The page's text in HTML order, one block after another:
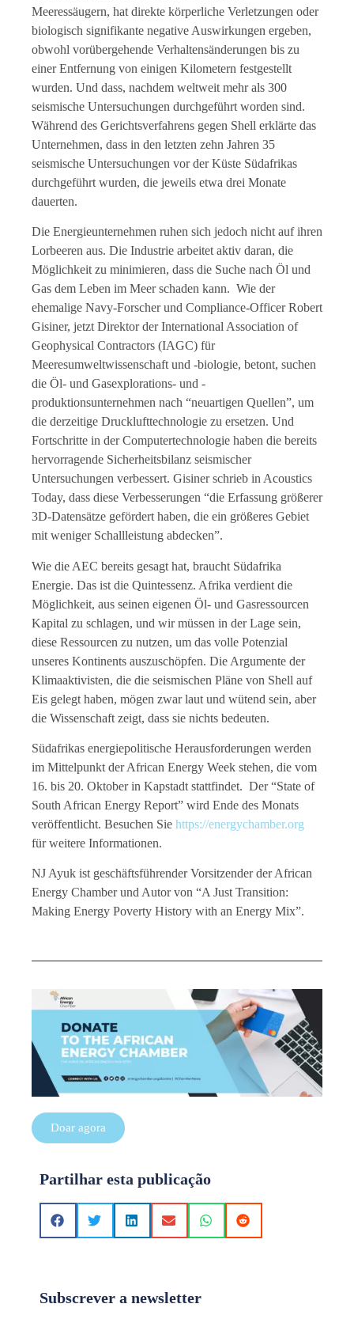
Meeressäugern, hat direkte körperliche Verletzungen oder
biologisch signifikante negative Auswirkungen ergeben,
obwohl vorübergehende Verhaltensänderungen bis zu
einer Entfernung von einigen Kilometern festgestellt
wurden. Und dass, nachdem weltweit mehr als 300
seismische Untersuchungen durchgeführt worden sind.
Während des Gerichtsverfahrens gegen Shell erklärte das
Unternehmen, dass in den letzten zehn Jahren 35
seismische Untersuchungen vor der Küste Südafrikas
durchgeführt wurden, die jeweils etwa drei Monate
dauerten.
Die Energieunternehmen ruhen sich jedoch nicht auf ihren
Lorbeeren aus. Die Industrie arbeitet aktiv daran, die
Möglichkeit zu minimieren, dass die Suche nach Öl und
Gas dem Leben im Meer schaden kann. Wie der
ehemalige Navy-Forscher und Compliance-Officer Robert
Gisiner, jetzt Direktor der International Association of
Geophysical Contractors (IAGC) für
Meeresumweltwissenschaft und -biologie, betont, suchen
die Öl- und Gasexplorations- und -
produktionsunternehmen nach “neuartigen Quellen”, um
die derzeitige Drucklufttechnologie zu ersetzen. Und
Fortschritte in der Computertechnologie haben die bereits
hervorragende Sicherheitsbilanz seismischer
Untersuchungen verbessert. Gisiner schrieb in Acoustics
Today, dass diese Verbesserungen “die Erfassung größerer
3D-Datensätze gefördert haben, die ein größeres Gebiet
mit weniger Schallleistung abdecken”.
Wie die AEC bereits gesagt hat, braucht Südafrika
Energie. Das ist die Quintessenz. Afrika verdient die
Möglichkeit, aus seinen eigenen Öl- und Gasressourcen
Kapital zu schlagen, und wir müssen in der Lage sein,
diese Ressourcen zu nutzen, um das volle Potenzial
unseres Kontinents auszuschöpfen. Die Argumente der
Klimaaktivisten, die die seismischen Pläne von Shell auf
Eis gelegt haben, mögen zwar laut und wütend sein, aber
die Wissenschaft zeigt, dass sie nichts bedeuten.
Südafrikas energiepolitische Herausforderungen werden
im Mittelpunkt der African Energy Week stehen, die vom
16. bis 20. Oktober in Kapstadt stattfindet. Der “State of
South African Energy Report” wird Ende des Monats
veröffentlicht. Besuchen Sie https://energychamber.org
für weitere Informationen.
NJ Ayuk ist geschäftsführender Vorsitzender der African
Energy Chamber und Autor von “A Just Transition:
Making Energy Poverty History with an Energy Mix”.
Doar agora
Partilhar esta publicação
Subscrever a newsletter